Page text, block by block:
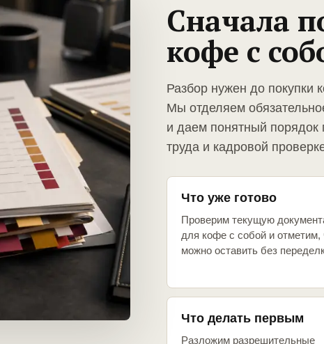
Сначала
кофе с
Разбор нужен до покупки
Мы отделяем
и даем понятный порядок
труда и кадровой
Что уже готово
Проверим текущую
для кофе с собой и отметим,
можно оставить без
Что делать первым
Разложим разрешительные